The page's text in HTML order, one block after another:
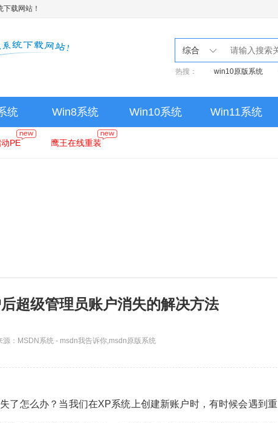
载网站！
综合
热搜： win10原版系统
统 Win8系统 Win10系统 Win11系统
PE 鹰王在线重装
超级管理员账户消失的解决方法
源：MSDN系统 - msdn我告诉你,msdn原版系统
怎么办？当我们在XP系统上创建新账户时，有时候会遇到重